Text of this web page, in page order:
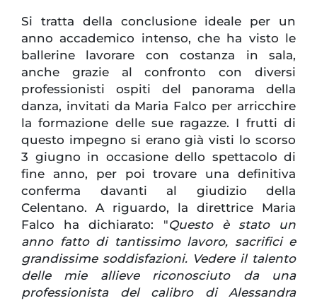
Si tratta della conclusione ideale per un
anno accademico intenso, che ha visto le
ballerine lavorare con costanza in sala,
anche grazie al confronto con diversi
professionisti ospiti del panorama della
danza, invitati da Maria Falco per arricchire
la formazione delle sue ragazze. I frutti di
questo impegno si erano già visti lo scorso
3 giugno in occasione dello spettacolo di
fine anno, per poi trovare una definitiva
conferma davanti al giudizio della
Celentano. A riguardo, la direttrice Maria
Falco ha dichiarato: "Questo è stato un
anno fatto di tantissimo lavoro, sacrifici e
grandissime soddisfazioni. Vedere il talento
delle mie allieve riconosciuto da una
professionista del calibro di Alessandra